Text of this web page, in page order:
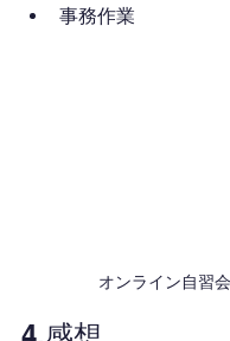
事務作業
オンライン自習